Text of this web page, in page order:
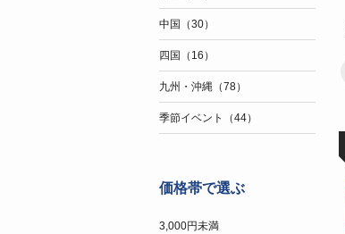
中国（30）
四国（16）
九州・沖縄（78）
季節イベント（44）
価格帯で選ぶ
3,000円未満